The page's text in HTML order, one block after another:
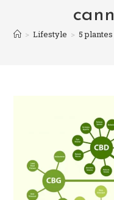
> Lifestyle > 5